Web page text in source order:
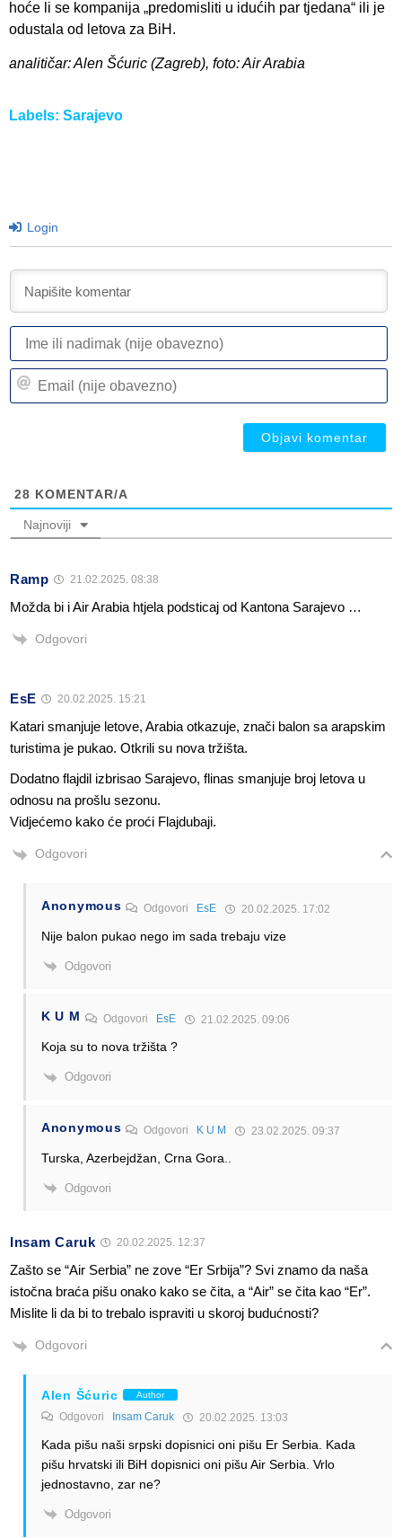
hoće li se kompanija „predomisliti u idućih par tjedana“ ili je
odustala od letova za BiH.
analitičar: Alen Šćuric (Zagreb), foto: Air Arabia
Labels: Sarajevo
Login
28 KOMENTAR/A
Najnoviji
Ramp 21.02.2025. 08:38
Možda bi i Air Arabia htjela podsticaj od Kantona Sarajevo …
Odgovori
EsE 20.02.2025. 15:21
Katari smanjuje letove, Arabia otkazuje, znači balon sa arapskim
turistima je pukao. Otkrili su nova tržišta.
Dodatno flajdil izbrisao Sarajevo, flinas smanjuje broj letova u
odnosu na prošlu sezonu.
Vidjećemo kako će proći Flajdubaji.
Odgovori
Anonymous Odgovori EsE 20.02.2025. 17:02
Nije balon pukao nego im sada trebaju vize
Odgovori
K U M Odgovori EsE 21.02.2025. 09:06
Koja su to nova tržišta ?
Odgovori
Anonymous Odgovori K U M 23.02.2025. 09:37
Turska, Azerbejdžan, Crna Gora..
Odgovori
Insam Caruk 20.02.2025. 12:37
Zašto se “Air Serbia” ne zove “Er Srbija”? Svi znamo da naša
istočna braća pišu onako kako se čita, a “Air” se čita kao “Er”.
Mislite li da bi to trebalo ispraviti u skoroj budućnosti?
Odgovori
Alen Šćuric Author
Odgovori Insam Caruk 20.02.2025. 13:03
Kada pišu naši srpski dopisnici oni pišu Er Serbia. Kada
pišu hrvatski ili BiH dopisnici oni pišu Air Serbia. Vrlo
jednostavno, zar ne?
Odgovori